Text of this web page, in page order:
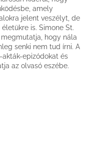
amely
jelent veszélyt, de
is. Simone St.
hogy nála
senki nem tud írni. A
epizódokat és
az olvasó eszébe.